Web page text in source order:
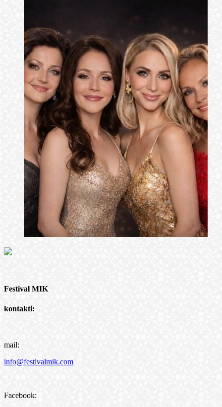
Festival MIK
kontakti:
mail:
info@festivalmik.com
Facebook: